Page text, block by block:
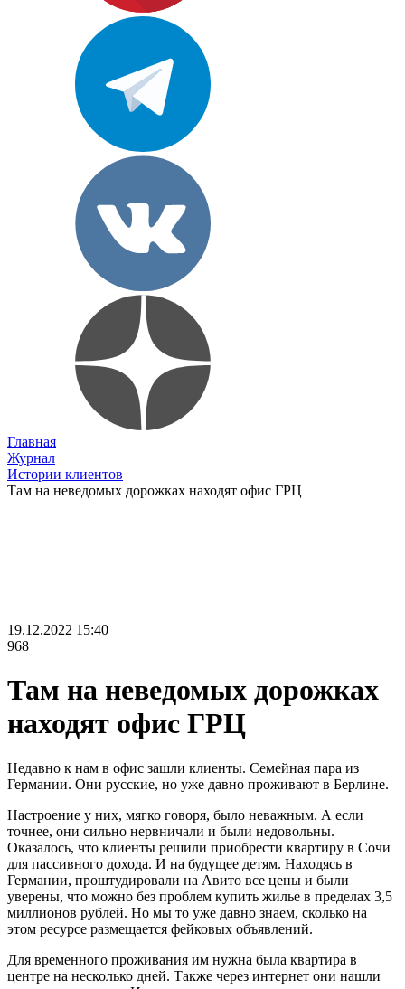
Главная
Журнал
Истории клиентов
Там на неведомых дорожках находят офис ГРЦ
19.12.2022 15:40
968
Там на неведомых дорожках
находят офис ГРЦ
Недавно к нам в офис зашли клиенты. Семейная пара из
Германии. Они русские, но уже давно проживают в Берлине.
Настроение у них, мягко говоря, было неважным. А если
точнее, они сильно нервничали и были недовольны.
Оказалось, что клиенты решили приобрести квартиру в Сочи
для пассивного дохода. И на будущее детям. Находясь в
Германии, проштудировали на Авито все цены и были
уверены, что можно без проблем купить жилье в пределах 3,5
миллионов рублей. Но мы то уже давно знаем, сколько на
этом ресурсе размещается фейковых объявлений.
Для временного проживания им нужна была квартира в
центре на несколько дней. Также через интернет они нашли